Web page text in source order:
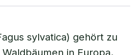
sylvatica) gehört zu
in Europa.